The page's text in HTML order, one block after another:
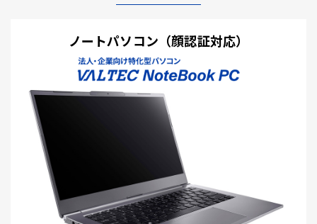
ノートパソコン（顔認証対応）